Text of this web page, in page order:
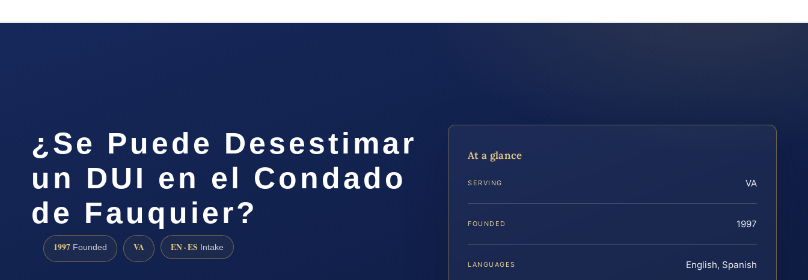
¿Se Puede Desestimar
un DUI en el Condado
de Fauquier?
1997 Founded VA EN · ES Intake
At a glance
SERVING VA
FOUNDED 1997
LANGUAGES English, Spanish